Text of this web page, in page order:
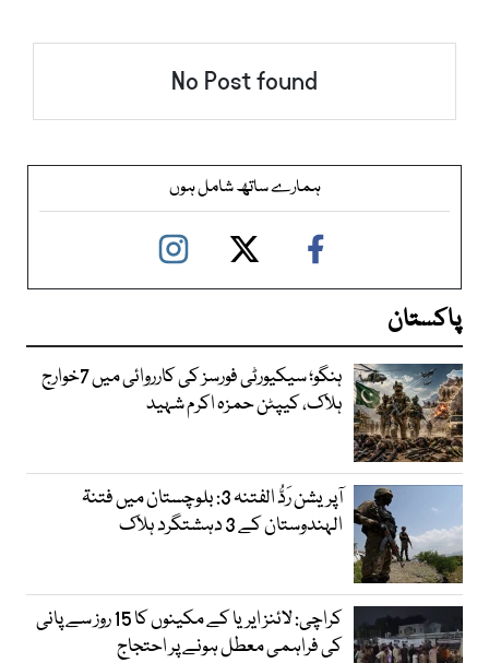
No Post found
ہمارے ساتھ شامل ہوں
پاکستان
ہنگو؛ سیکیورٹی فورسز کی کارروائی میں 7خوارج
ہلاک، کیپٹن حمزہ اکرم شہید
آپریشن رَدُّ الفتنہ 3: بلوچستان میں فتنۃ
الہندوستان کے 3 دہشتگرد ہلاک
کراچی: لائنز ایریا کے مکینوں کا 15 روز سے پانی
کی فراہمی معطل ہونے پر احتجاج